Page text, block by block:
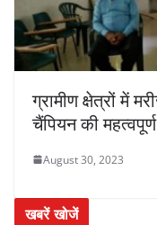
ग्रामीण क्षेत्रों में
चैंपियन की
August 30, 2023
खबरें खोजें